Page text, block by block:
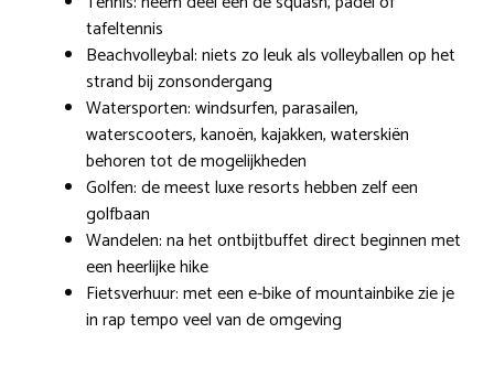
tafeltennis
Beachvolleybal: niets zo leuk als volleyballen op het
strand bij zonsondergang
Watersporten: windsurfen, parasailen,
waterscooters, kanoën, kajakken, waterskiën
behoren tot de mogelijkheden
Golfen: de meest luxe resorts hebben zelf een
golfbaan
Wandelen: na het ontbijtbuffet direct beginnen met
een heerlijke hike
Fietsverhuur: met een e-bike of mountainbike zie je
in rap tempo veel van de omgeving